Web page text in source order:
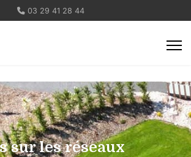
03 29 41 28 44
sur les réseaux